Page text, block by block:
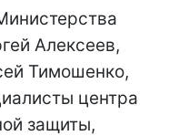
Алексеев,
Тимошенко,
центра
защиты,